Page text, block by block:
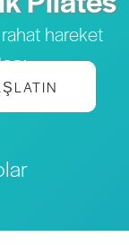
hareket